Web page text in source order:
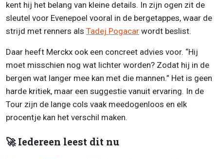
kent hij het belang van kleine details. In zijn ogen zit de
sleutel voor Evenepoel vooral in de bergetappes, waar de
strijd met renners als Tadej Pogacar wordt beslist.
Daar heeft Merckx ook een concreet advies voor. “Hij
moet misschien nog wat lichter worden? Zodat hij in de
bergen wat langer mee kan met die mannen.” Het is geen
harde kritiek, maar een suggestie vanuit ervaring. In de
Tour zijn de lange cols vaak meedogenloos en elk
procentje kan het verschil maken.
🚀 Iedereen leest dit nu